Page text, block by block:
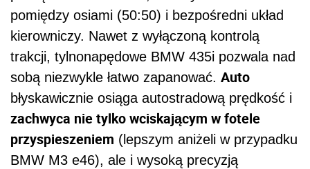
pomiędzy osiami (50:50) i bezpośredni układ
kierowniczy. Nawet z wyłączoną kontrolą
trakcji, tylnonapędowe BMW 435i pozwala nad
sobą niezwykle łatwo zapanować. Auto
błyskawicznie osiąga autostradową prędkość i
zachwyca nie tylko wciskającym w fotele
przyspieszeniem (lepszym aniżeli w przypadku
BMW M3 e46), ale i wysoką precyzją